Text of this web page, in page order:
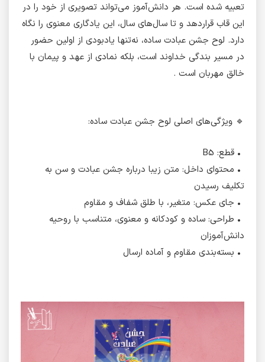
تعبیه شده است. هر دانش‌آموز می‌تواند تصویری از خود را در
این قاب قراردهد و تا سال‌های سال، این یادگاری معنوی را نگاه
دارد. لوح جشن عبادت ساده، نه‌تنها یادبودی از اولین حضور
در مسیر بندگی خداوند است، بلکه نمادی از عهد و پیمان با
خالق مهربان است .
🔹 ویژگی‌های اصلی لوح جشن عبادت ساده:
• قطع: B5
• محتوای داخل: متن زیبا درباره جشن عبادت و سن به
تکلیف رسیدن
• جای عکس: متغیر، با طلق شفاف و مقاوم
• طراحی: ساده و کودکانه و معنوی، متناسب با روحیه
دانش‌آموزان
• بسته‌بندی مقاوم و آماده ارسال